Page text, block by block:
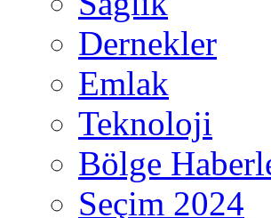
Dernekler
Emlak
Teknoloji
Bölge
Seçim 2024